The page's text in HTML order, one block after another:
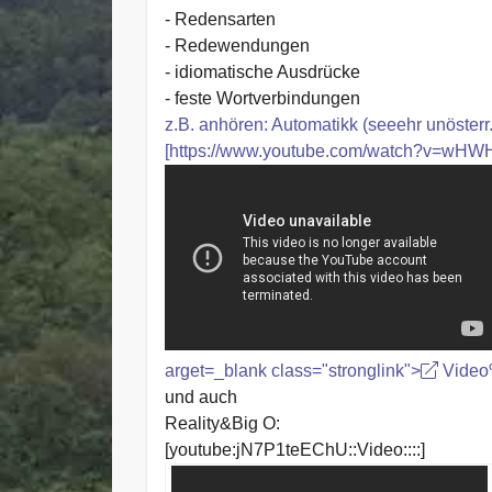
- Redensarten
- Redewendungen
- idiomatische Ausdrücke
- feste Wortverbindungen
z.B. anhören: Automatikk (seeehr
[https://www.youtube.com/
arget=_blank class="stronglink">
und auch
Reality&Big O:
[youtube:jN7P1teEChU::Video::::]